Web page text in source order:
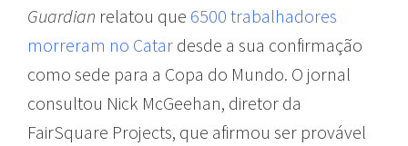
Guardian relatou que 6500 trabalhadores
morreram no Catar desde a sua confirmação
como sede para a Copa do Mundo. O jornal
consultou Nick McGeehan, diretor da
FairSquare Projects, que afirmou ser provável